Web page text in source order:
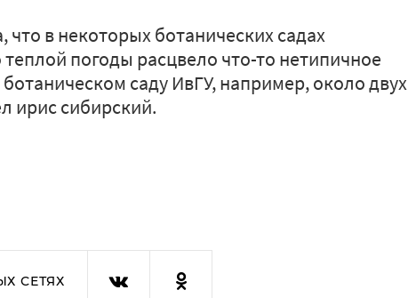
в некоторых ботанических садах
погоды расцвело что-то нетипичное
саду ИвГУ, например, около двух
ирис сибирский.
СЕТЯХ